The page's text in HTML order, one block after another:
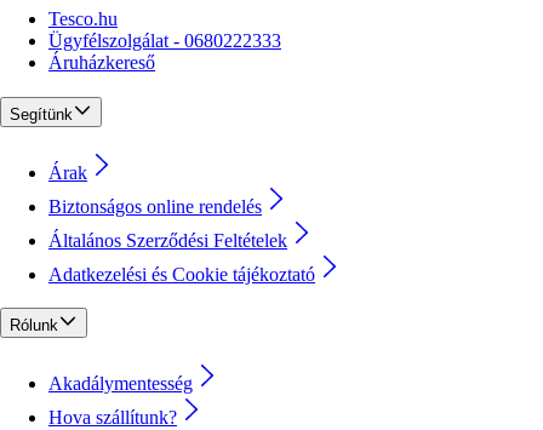
Tesco.hu
Ügyfélszolgálat - 0680222333
Áruházkereső
Segítünk
Árak
Biztonságos online rendelés
Általános Szerződési Feltételek
Adatkezelési és Cookie tájékoztató
Rólunk
Akadálymentesség
Hova szállítunk?